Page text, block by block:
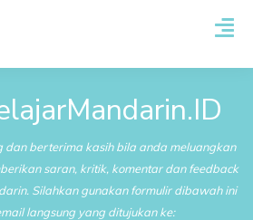
dan berterima kasih bila anda meluangkan
saran, kritik, komentar dan feedback
Silahkan gunakan formulir dibawah ini
langsung yang ditujukan ke: